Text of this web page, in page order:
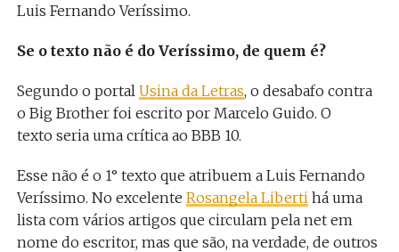
Luis Fernando Veríssimo.
Se o texto não é do Veríssimo, de quem é?
Segundo o portal Usina da Letras, o desabafo contra
o Big Brother foi escrito por Marcelo Guido. O
texto seria uma crítica ao BBB 10.
Esse não é o 1° texto que atribuem a Luis Fernando
Veríssimo. No excelente Rosangela Libertihá uma
lista com vários artigos que circulam pela net em
nome do escritor, mas que são, na verdade, de outros